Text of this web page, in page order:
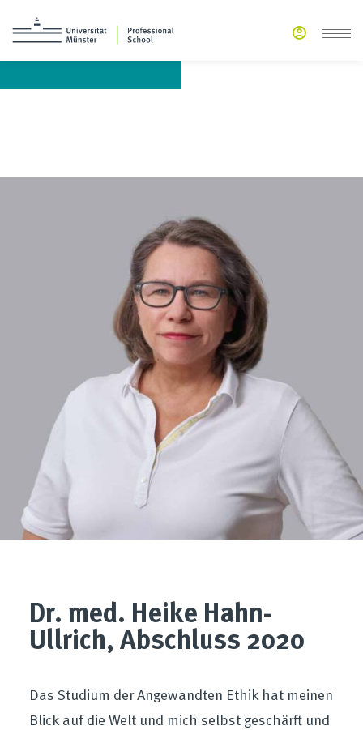
Dr. med. Heike Hahn-
Ullrich, Abschluss 2020
Das Studium der Angewandten Ethik hat meinen
Blick auf die Welt und mich selbst geschärft und